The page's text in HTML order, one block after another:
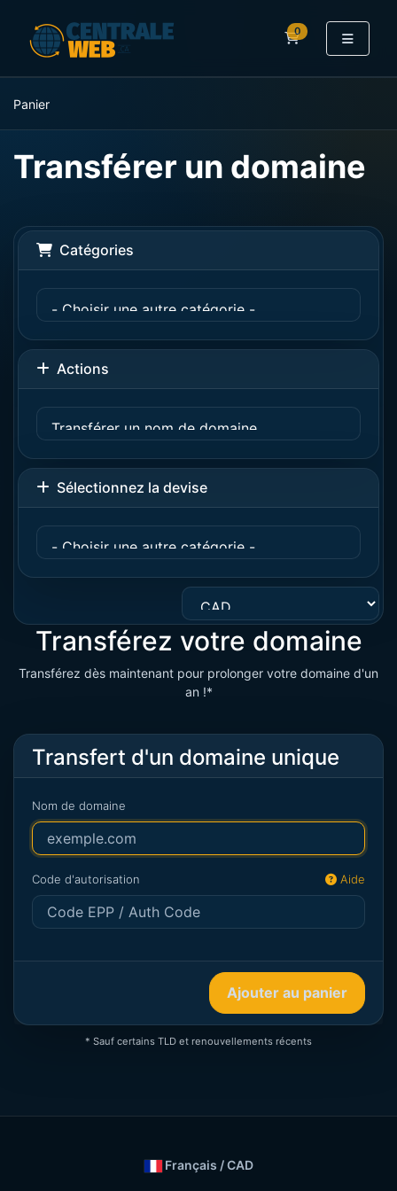
0Panier
Panier
Transférer un domaine
Catégories
Actions
Sélectionnez la devise
Transférez votre domaine
Transférez dès maintenant pour prolonger votre domaine d'un
an !*
Transfert d'un domaine unique
Nom de domaine
Code d'autorisation Aide
Ajouter au panier
* Sauf certains TLD et renouvellements récents
Français / CAD